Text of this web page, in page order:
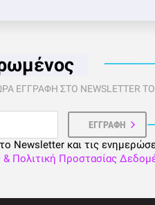
ΣΤΟ NEWSLETTER ΤΟΥ
Newsletter και τις
Πολιτική Προστασίας